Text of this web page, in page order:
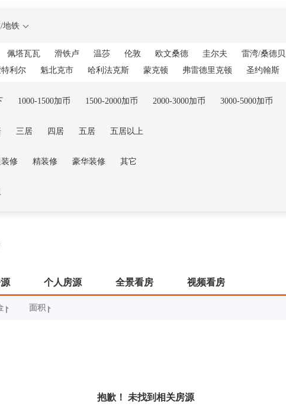
地铁
佩塔瓦瓦 滑铁卢 温莎 伦敦 欧文桑德 圭尔夫 雷湾/桑德贝
利尔 魁北克市 哈利法克斯 蒙克顿 弗雷德里克顿 圣约翰斯
1000-1500加币 1500-2000加币 2000-3000加币 3000-5000加币
三居 四居 五居 五居以上
修 精装修 豪华装修 其它
个人房源 全景看房 视频看房
面积
抱歉！ 未找到相关房源